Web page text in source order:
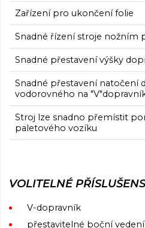
Zařízení pro ukončení folie
Snadné řízení stroje nožním
Snadné přestavení výšky
Snadné přestavení natočení
vodorovného na
Stroj lze snadno přemístit
paletového vozíku
VOLITELNÉ
V-dopravník
přestavitelné boční